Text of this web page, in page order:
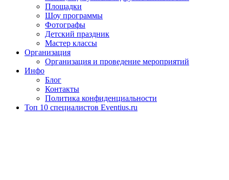
Площадки
Шоу программы
Фотографы
Детский праздник
Мастер классы
Организация
Организация и проведение мероприятий
Инфо
Блог
Контакты
Политика конфиденциальности
Топ 10 специалистов Eventius.ru